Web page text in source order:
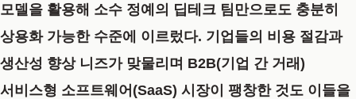
모델을 활용해 소수 정예의 딥테크 팀만으로도 충분히
상용화 가능한 수준에 이르렀다. 기업들의 비용 절감과
생산성 향상 니즈가 맞물리며 B2B(기업 간 거래)
서비스형 소프트웨어(SaaS) 시장이 팽창한 것도 이들을